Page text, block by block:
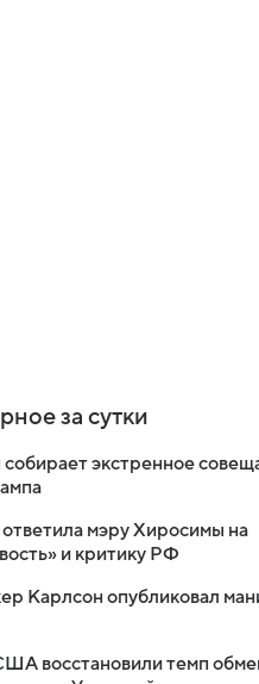
за сутки
собирает экстренное
мэру Хиросимы на
и критику РФ
Карлсон опубликовал
восстановили темп